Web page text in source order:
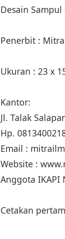
Desain
Penerbit :
Ukuran : 23 x
Kantor:
Jl. Talak
Hp.
Email :
Website :
Anggota IKAPI
Cetakan